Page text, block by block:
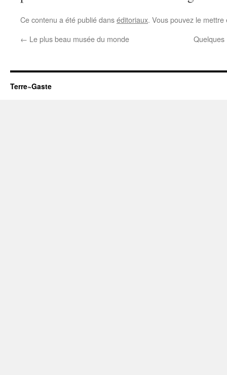
Ce contenu a été publié danséditoriaux. Vous pouvez le
← Le plus beau musée du monde Quelques
Terre~Gaste